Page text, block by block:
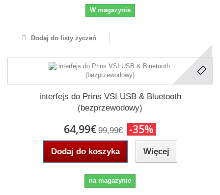
W magazynie
Dodaj do listy życzeń
interfejs do Prins VSI USB & Bluetooth
(bezprzewodowy)
64,99€ 99,99€ -35%
Dodaj do koszyka Więcej
na magazynie